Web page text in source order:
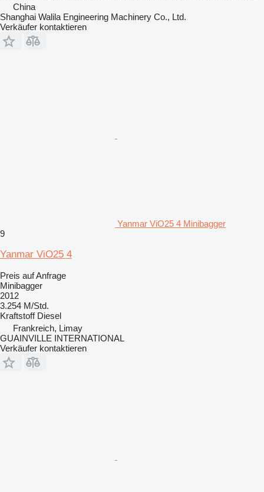
China
Shanghai Walila Engineering Machinery Co., Ltd.
Verkäufer kontaktieren
Yanmar ViO25 4 Minibagger
9
Yanmar ViO25 4
Preis auf Anfrage
Minibagger
2012
3.254 M/Std.
Kraftstoff Diesel
Frankreich, Limay
GUAINVILLE INTERNATIONAL
Verkäufer kontaktieren